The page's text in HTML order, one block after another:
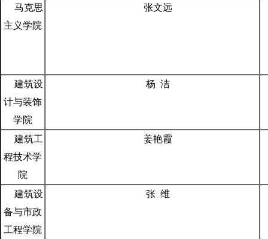
马克思
主义学院
张文远
建筑设
计与装饰
学院
杨 洁
建筑工
程技术学
院
姜艳霞
建筑设
备与市政
工程学院
张 维